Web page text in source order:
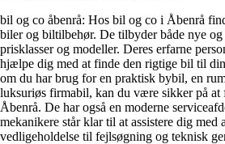
bil og co åbenrå: Hos bil og co i Åbenrå
biler og biltilbehør. De tilbyder både nye
prisklasser og modeller. Deres erfarne
hjælpe dig med at finde den rigtige bil til
om du har brug for en praktisk bybil, en
luksuriøs firmabil, kan du være sikker på at
Åbenrå. De har også en moderne
mekanikere står klar til at assistere dig med
vedligeholdelse til fejlsøgning og teknisk